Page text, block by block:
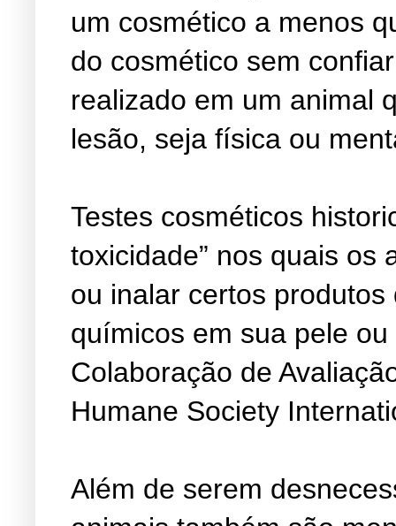
um cosmético a menos
do cosmético sem
realizado em um animal
lesão, seja física ou
Testes cosméticos
toxicidade” nos quais os
ou inalar certos
químicos em sua pele
Colaboração de
Humane Society
Além de serem